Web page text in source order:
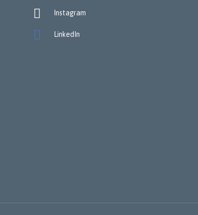
 Instagram
 LinkedIn